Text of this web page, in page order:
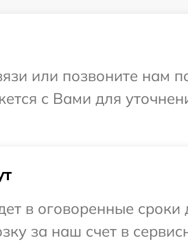
или позвоните нам
с Вами для
в оговоренные
за наш счет в